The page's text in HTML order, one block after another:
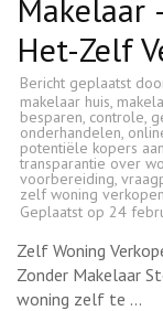
Makelaar
Het-Zelf
Bericht geplaatst
makelaar huis,
besparen, controle,
onderhandelen,
potentiële kopers
transparantie over
voorbereiding,
zelf woning
Geplaatst op 24
Zelf Woning
Zonder Makelaar
woning zelf te …